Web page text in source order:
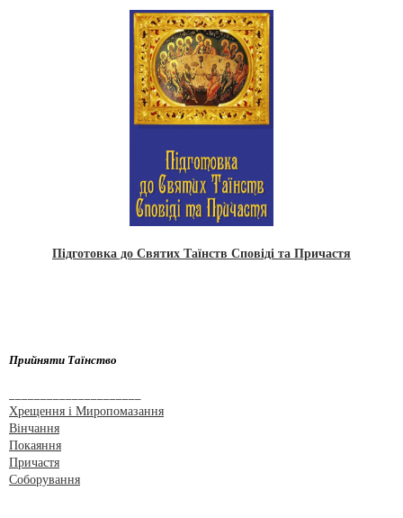
Підготовка до Святих Таїнств Сповіді та Причастя
Прийняти Таїнство
Хрещення і Миропомазання
Вінчання
Покаяння
Причастя
Соборування